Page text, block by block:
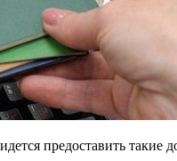
предоставить такие